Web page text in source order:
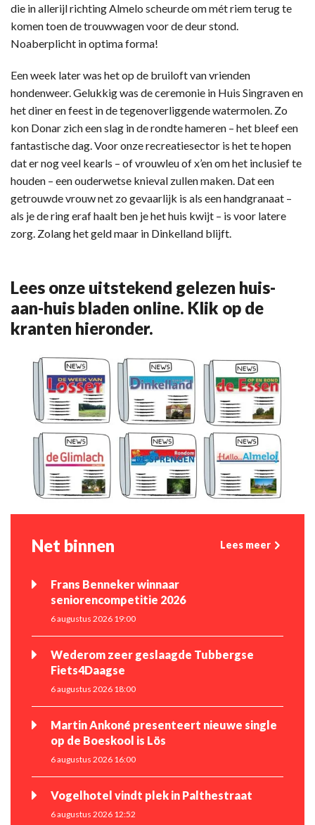
die in allerijl richting Almelo scheurde om mét riem terug te
komen toen de trouwwagen voor de deur stond.
Noaberplicht in optima forma!
Een week later was het op de bruiloft van vrienden
hondenweer. Gelukkig was de ceremonie in Huis Singraven en
het diner en feest in de tegenoverliggende watermolen. Zo
kon Donar zich een slag in de rondte hameren – het bleef een
fantastische dag. Voor onze recreatiesector is het te hopen
dat er nog veel kearls – of vrouwleu of x’en om het inclusief te
houden – een ouderwetse knieval zullen maken. Dat een
getrouwde vrouw net zo gevaarlijk is als een handgranaat –
als je de ring eraf haalt ben je het huis kwijt – is voor latere
zorg. Zolang het geld maar in Dinkelland blijft.
Lees onze uitstekend gelezen huis-
aan-huis bladen online. Klik op de
kranten hieronder.
Net binnen Lees meer
Frans Benneker winnaar
seniorencompetitie 2026
6 augustus 2026 19:00
Wederom zeer geslaagde Tubbergse
Fiets4Daagse
6 augustus 2026 18:00
Martin Ankoné presenteert nieuwe single
op de Boeskool is Lös
6 augustus 2026 16:00
Vogelhotel vindt plek in Palthestraat
6 augustus 2026 12:52